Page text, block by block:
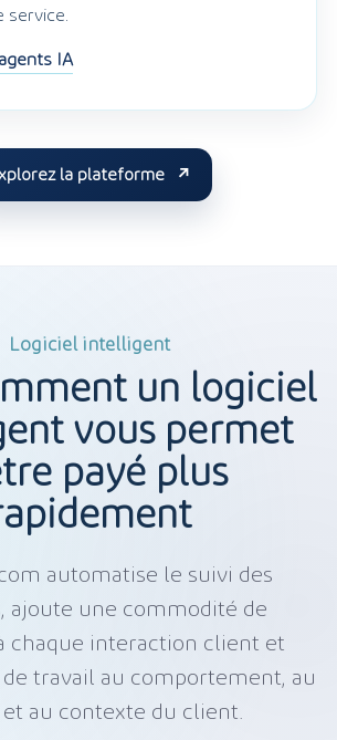
service.
IA
la plateforme
Logiciel intelligent
un logiciel
vous permet
payé plus
automatise le suivi des
ajoute une commodité de
chaque interaction client et
travail au comportement, au
et au contexte du client.